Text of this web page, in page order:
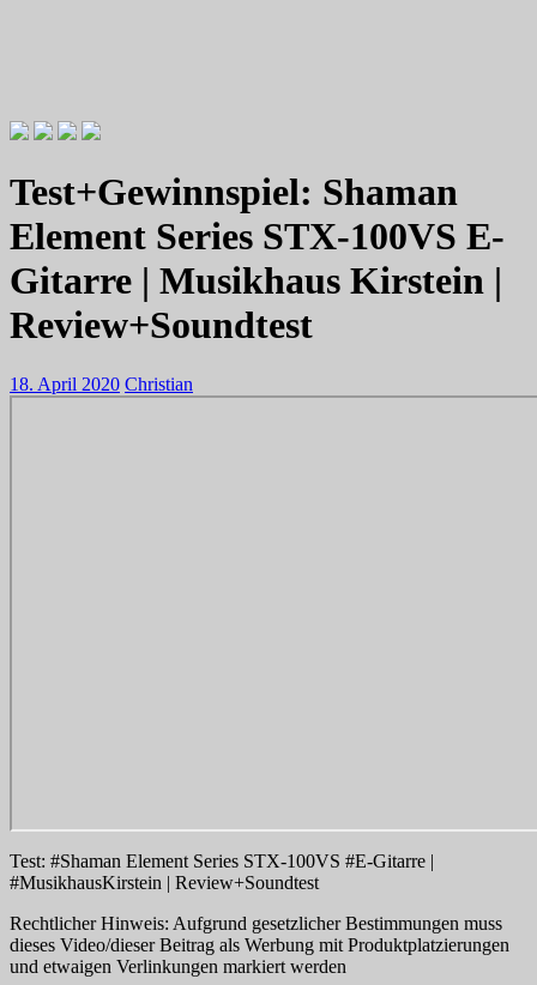
Willkommen zu Christians How
To Plays
Test+Gewinnspiel: Shaman
Element Series STX-100VS E-
Gitarre | Musikhaus Kirstein |
Review+Soundtest
18. April 2020 Christian
Test: #Shaman Element Series STX-100VS #E-Gitarre |
#MusikhausKirstein | Review+Soundtest
Rechtlicher Hinweis: Aufgrund gesetzlicher Bestimmungen muss
dieses Video/dieser Beitrag als Werbung mit Produktplatzierungen
und etwaigen Verlinkungen markiert werden